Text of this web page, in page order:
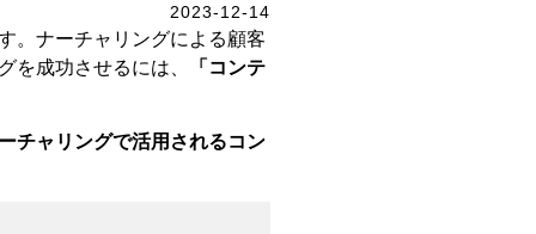
2023-12-14
。ナーチャリングによる顧客
を成功させるには、
「コンテ
チャリングで活用されるコン